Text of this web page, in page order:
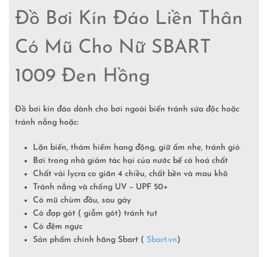
Đồ Bơi Kín Đáo Liền Thân
Có Mũ Cho Nữ SBART
1009 Đen Hồng
Đồ bơi kín đáo dành cho bơi ngoài biển tránh sứa độc hoặc
tránh nắng hoặc:
Lặn biển, thám hiểm hang động, giữ ấm nhẹ, tránh gió
Bơi trong nhà giảm tác hại của nước bể có hoá chất
Chất vải lycra co giãn 4 chiều, chất bền và mau khô
Tránh nắng và chống UV – UPF 50+
Có mũ chùm đầu, sau gáy
Có đạp gót ( giẫm gót) tránh tụt
Có đệm ngực
Sản phẩm chính hãng Sbart ( Sbart.vn)